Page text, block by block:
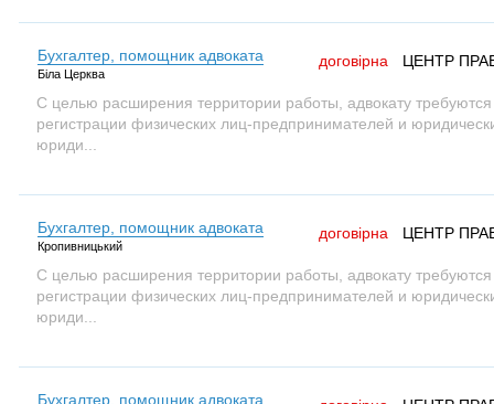
Бухгалтер, помощник адвоката
Біла Церква
договірна ЦЕНТР
С целью расширения территории работы, адвокату
регистрации физических лиц-предпринимателей и
юриди...
Бухгалтер, помощник адвоката
Кропивницький
договірна ЦЕНТР
С целью расширения территории работы, адвокату
регистрации физических лиц-предпринимателей и
юриди...
Бухгалтер, помощник адвоката